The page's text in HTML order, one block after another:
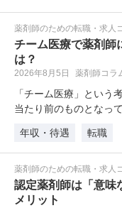
薬剤師のための転職・求人
チーム医療で薬剤師
は？
2026年8月5日 薬剤師コラ
「チーム医療」という
当たり前のものとなっ
年収・待遇
転職
薬剤師のための転職・求人
認定薬剤師は「意味
メリット